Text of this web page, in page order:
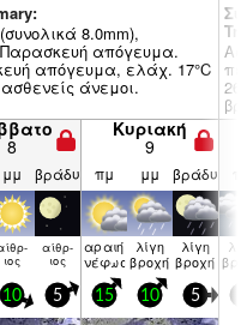
8.0mm),
απόγευμα.
απόγευμα, ελάχ. 17°C
άνεμοι.
8
Κυριακή
9
μμ βράδυ πμ μμ βράδυ
ιος
αίθρ­
ιος
αραιή
νέφωση
λίγη
βροχή
λίγη
βροχή
10 5 15 10 5